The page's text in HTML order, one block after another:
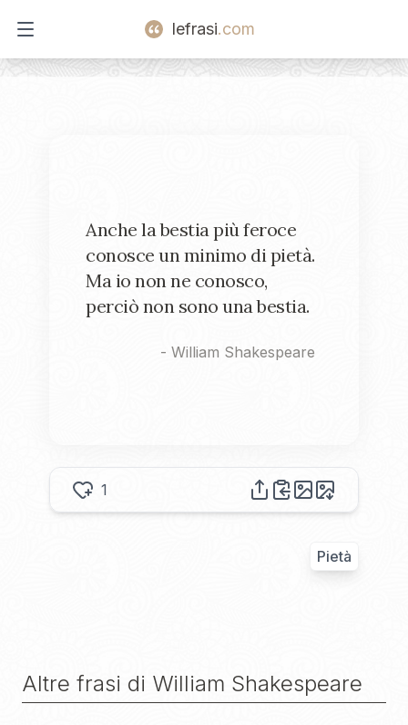
Open main menu
lefrasi.com
Anche la bestia più feroce
conosce un minimo di pietà.
Ma io non ne conosco,
perciò non sono una bestia.
- William Shakespeare
1
Pietà
Altre frasi di William Shakespeare